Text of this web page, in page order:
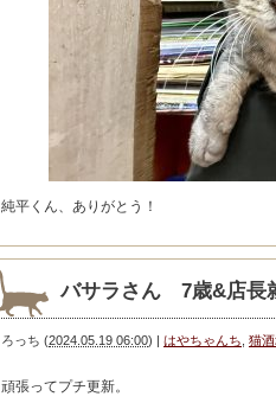
純平くん、ありがとう！
バサラさん 7歳&店長
ろっち (2024.05.19 06:00) | はやちゃんち 猫
頑張ってプチ更新。